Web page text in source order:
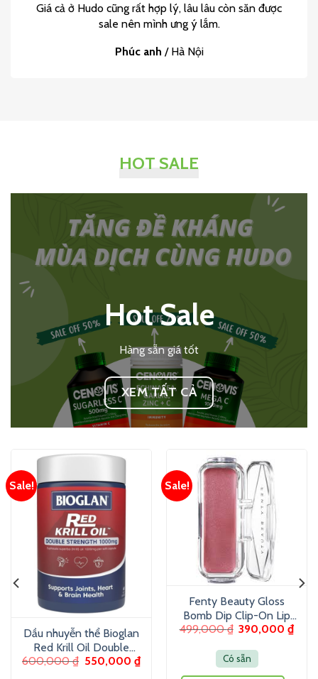
Giá cả ở Hudo cũng rất hợp lý, lâu lâu còn săn được
sale nên mình ưng ý lắm.
Phúc anh / Hà Nội
HOT SALE
Hot Sale
Hàng sẵn giá tốt
XEM TẤT CẢ
Sale!
Dầu nhuyễn thể Bioglan
Red Krill Oil Double
Strength 1000mg 60
600,000₫ 550,000 ₫
Sale!
Fenty Beauty Gloss
Bomb Dip Clip-On Lip
Luminizer 6g – Son
499,000₫ 390,000₫
Có sẵn